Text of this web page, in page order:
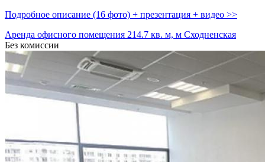
Подробное описание (16 фото) + презентация + видео >>
Аренда офисного помещения 214.7 кв. м, м Сходненская
Без комиссии